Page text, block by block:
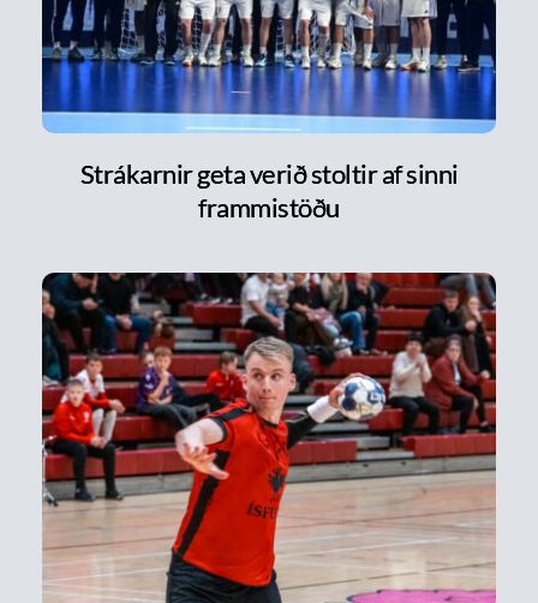
Strákarnir geta verið stoltir af sinni
frammistöðu